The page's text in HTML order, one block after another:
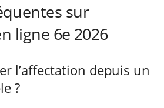
sur
ligne 6e 2026
l’affectation depuis un
?